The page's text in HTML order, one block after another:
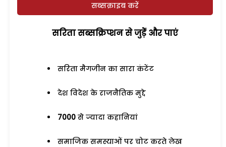
सब्सक्राइब करें
सरिता सब्सक्रिप्शन से जुड़ेें और पाएं
सरिता मैगजीन का सारा कंटेंट
देश विदेश के राजनैतिक मुद्दे
7000 से ज्यादा कहानियां
समाजिक समस्याओं पर चोट करते लेख